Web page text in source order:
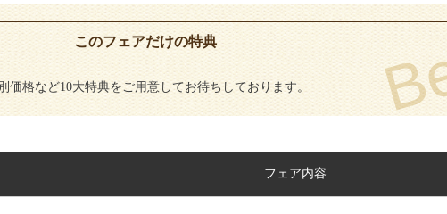
このフェアだけの特典
格など10大特典をご用意してお待ちしております。
フェア内容